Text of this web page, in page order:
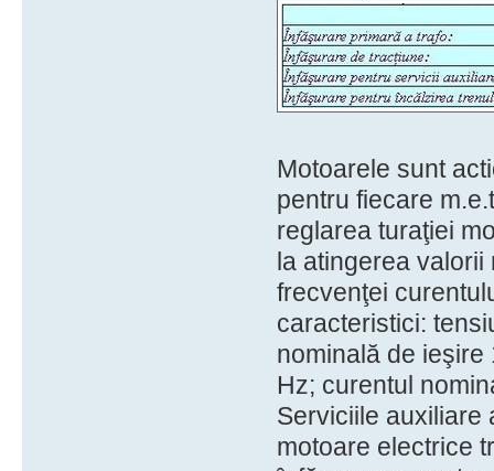
Motoarele sunt
pentru fiecare
reglarea turaţiei
la atingerea
frecvenţei
caracteristici:
nominală de ieşire
Hz; curentul
Serviciile auxiliare
motoare electrice